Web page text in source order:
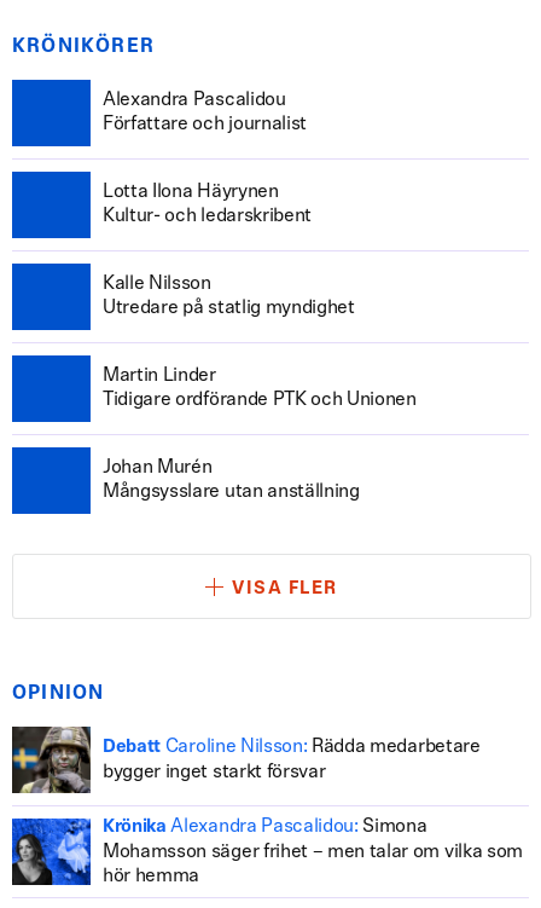
KRÖNIKÖRER
Alexandra Pascalidou
Författare och journalist
Lotta Ilona Häyrynen
Kultur- och ledarskribent
Kalle Nilsson
Utredare på statlig myndighet
Martin Linder
Tidigare ordförande PTK och Unionen
Johan Murén
Mångsysslare utan anställning
VISA FLER
OPINION
Debatt Caroline Nilsson: Rädda medarbetare
bygger inget starkt försvar
Krönika Alexandra Pascalidou: Simona
Mohamsson säger frihet – men talar om vilka som
hör hemma